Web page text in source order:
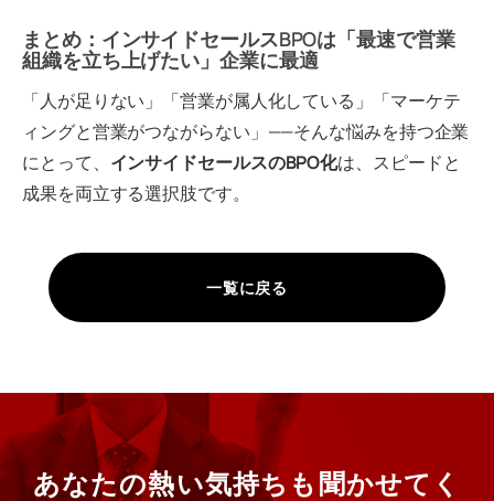
まとめ：インサイドセールスBPOは「最速で営業
組織を立ち上げたい」企業に最適
「人が足りない」「営業が属人化している」「マーケテ
ィングと営業がつながらない」——そんな悩みを持つ企業
にとって、 インサイドセールスのBPO化は、スピードと
成果を両立する選択肢です。
一覧に戻る
あなたの熱い気持ちも聞かせてく